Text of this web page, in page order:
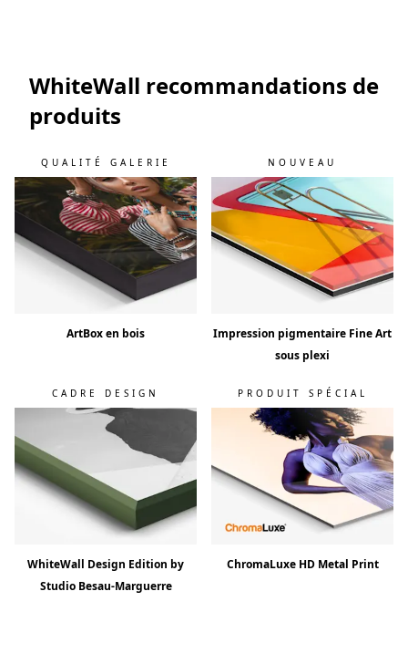
WhiteWall recommandations de
produits
QUALITÉ GALERIE
ArtBox en bois
NOUVEAU
Impression pigmentaire Fine Art
sous plexi
CADRE DESIGN
WhiteWall Design Edition by
Studio Besau-Marguerre
PRODUIT SPÉCIAL
ChromaLuxe HD Metal Print